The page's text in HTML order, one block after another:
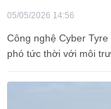
05/05/2026 14:56
Công nghệ Cyber
phó tức thời với môi